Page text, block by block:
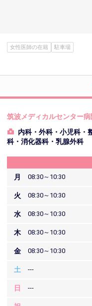
女性医師の在籍 駐車場
筑波メディカルセンター病
内科・外科・小児科・
科・消化器科・乳腺外科
月 08:30～10:30
火 08:30～10:30
水 08:30～10:30
木 08:30～10:30
金 08:30～10:30
土 ---
日 ---